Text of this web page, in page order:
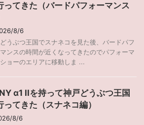
ってきた（バードパフォーマンス
8/6
うぶつ王国でスナネコを見た後、バードパフ
ンスの時間が近くなってきたのでパフォーマ
ョーのエリアに移動しま ...
α1 IIを持って神戸どうぶつ王国
ってきた（スナネコ編）
8/6